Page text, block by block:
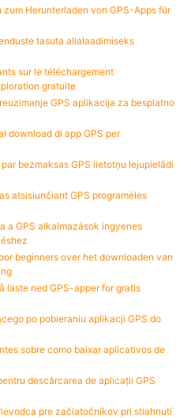
zum Herunterladen von GPS-Apps für
tasuta allalaadimiseks
sur le téléchargement
gratuite
GPS aplikacija za besplatno
download di app GPS per
bezmaksas GPS lietotņu lejupielādi
atsisiunčiant GPS programėles
a GPS alkalmazások ingyenes
beginners over het downloaden van
laste ned GPS-apper for gratis
po pobieraniu aplikacji GPS do
sobre como baixar aplicativos de
descărcarea de aplicații GPS
pre začiatočníkov pri stiahnutí